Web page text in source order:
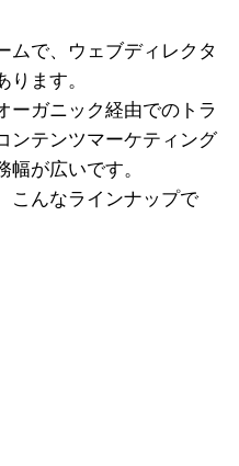
ムで、ウェブディレクタ
ます。
ーガニック経由でのトラ
ンテンツマーケティング
が広いです。
こんなラインナップで